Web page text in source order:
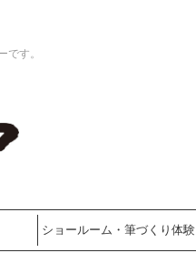
す。
ショールーム・筆づくり体験